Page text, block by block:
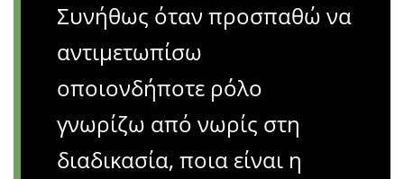
Συνήθως όταν προσπαθώ να
αντιμετωπίσω
οποιονδήποτε ρόλο
γνωρίζω από νωρίς στη
διαδικασία, ποια είναι η